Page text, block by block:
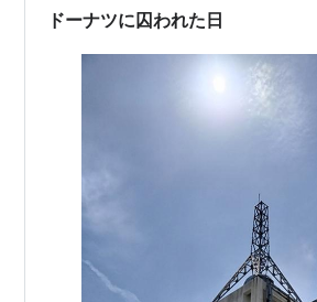
す。詳細は記事の後半で触れま…
ドーナツに囚われた日